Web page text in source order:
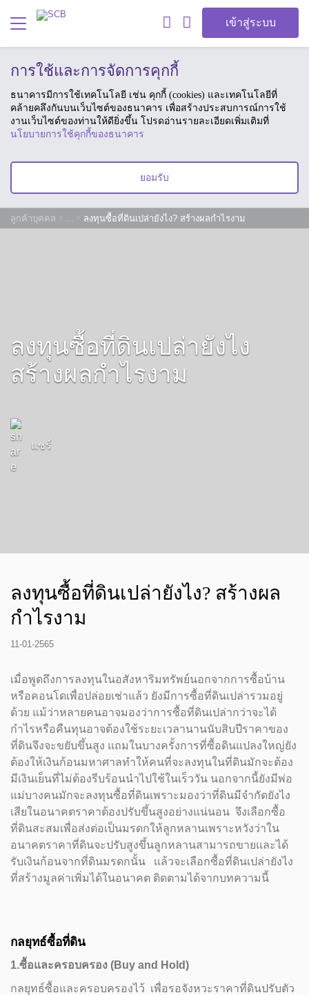
เข้าสู่ระบบ
การใช้และการจัดการคุกกี้
ธนาคารมีการใช้เทคโนโลยี เช่น คุกกี้ (cookies) และเทคโนโลยีที่
คล้ายคลึงกันบนเว็บไซต์ของธนาคาร เพื่อสร้างประสบการณ์การใช้
งานเว็บไซต์ของท่านให้ดียิ่งขึ้น โปรดอ่านรายละเอียดเพิ่มเติมที่
นโยบายการใช้คุกกี้ของธนาคาร
ยอมรับ
ลูกค้าบุคคล ... ลงทุนซื้อที่ดินเปล่ายังไง? สร้างผลกำไรงาม
ลงทุนซื้อที่ดินเปล่ายังไง
สร้างผลกำไรงาม
แชร์
ลงทุนซื้อที่ดินเปล่ายังไง? สร้างผล
กำไรงาม
11-01-2565
เมื่อพูดถึงการลงทุนในอสังหาริมทรัพย์นอกจากการซื้อบ้าน
หรือคอนโดเพื่อปล่อยเช่าแล้ว ยังมีการซื้อที่ดินเปล่ารวมอยู่
ด้วย แม้ว่าหลายคนอาจมองว่าการซื้อที่ดินเปล่ากว่าจะได้
กำไรหรือคืนทุนอาจต้องใช้ระยะเวลานานนับสิบปีราคาของ
ที่ดินจึงจะขยับขึ้นสูง แถมในบางครั้งการที่ซื้อดินแปลงใหญ่ยัง
ต้องให้เงินก้อนมหาศาลทำให้คนที่จะลงทุนในที่ดินมักจะต้อง
มีเงินเย็นที่ไม่ต้องรีบร้อนนำไปใช้ในเร็ววัน นอกจากนี้ยังมีพ่อ
แม่บางคนมักจะลงทุนซื้อที่ดินเพราะมองว่าที่ดินมีจำกัดยังไง
เสียในอนาคตราคาต้องปรับขึ้นสูงอย่างแน่นอน จึงเลือกซื้อ
ที่ดินสะสมเพื่อส่งต่อเป็นมรดกให้ลูกหลานเพราะหวังว่าใน
อนาคตราคาที่ดินจะปรับสูงขึ้นลูกหลานสามารถขายและได้
รับเงินก้อนจากที่ดินมรดกนั้น แล้วจะเลือกซื้อที่ดินเปล่ายังไง
ที่สร้างมูลค่าเพิ่มได้ในอนาคต ติดตามได้จากบทความนี้
กลยุทธ์ซื้อที่ดิน
1.ซื้อและครอบครอง (Buy and Hold)
กลยุทธ์ซื้อและครอบครองไว้ เพื่อรอจังหวะราคาที่ดินปรับตัว